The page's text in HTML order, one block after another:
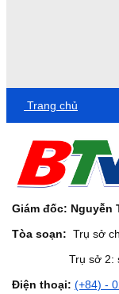
Trang chủ
Giám đốc: Nguyễn
Tòa soạn: Trụ sở
Trụ sở 2: số 49
Điện thoại: (+84) -